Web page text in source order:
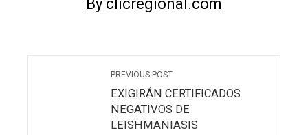
By clicregional.com
PREVIOUS POST
EXIGIRÁN CERTIFICADOS
NEGATIVOS DE
LEISHMANIASIS